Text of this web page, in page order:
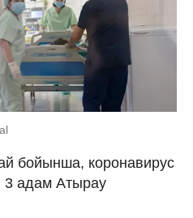
бойынша, коронавирус
3 адам Атырау